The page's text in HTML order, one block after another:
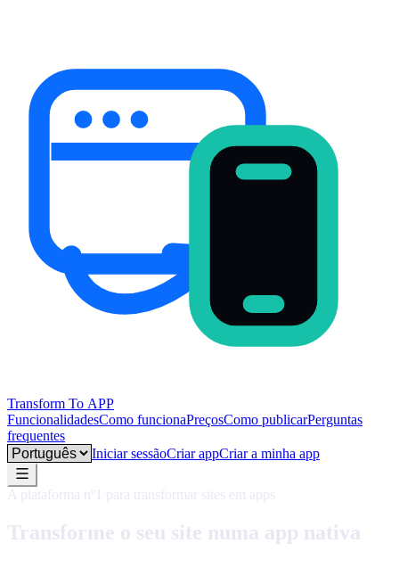
Transform To APP
FuncionalidadesComo funcionaPreçosComo publicarPerguntas
frequentes
Language
Iniciar sessãoCriar appCriar a minha app
A plataforma nº1 para transformar sites em apps
Transforme o seu site numa app nativa